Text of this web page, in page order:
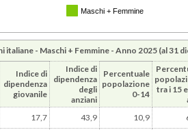
Maschi + Femmine
italiane - Maschi + Femmine - Anno 2025 (al 31
Indice di
dipendenza
giovanile
Indice di
dipendenza
degli
anziani
Percentuale
popolazione
0-14
tra i 15
17,7 43,9 10,9